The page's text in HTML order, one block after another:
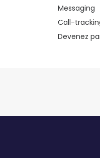
Messaging
Call-
Devenez